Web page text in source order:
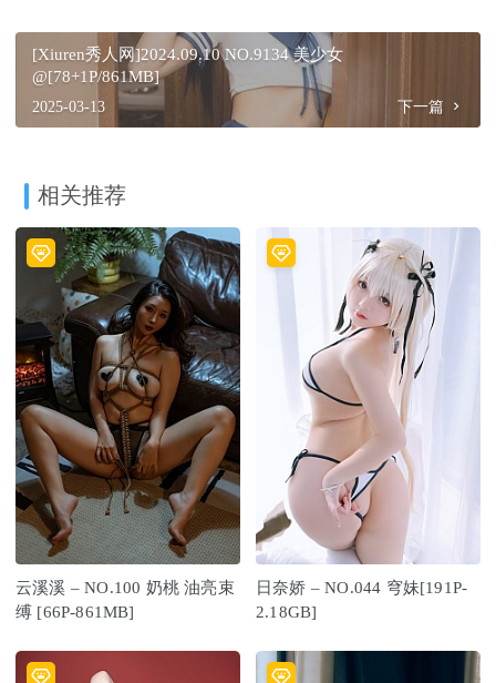
[Xiuren秀人网]2024.09.10 NO.9134 美少女
@[78+1P/861MB]
2025-03-13 下一篇
相关推荐
云溪溪 – NO.100 奶桃 油亮束
缚 [66P-861MB]
日奈娇 – NO.044 穹妹[191P-
2.18GB]